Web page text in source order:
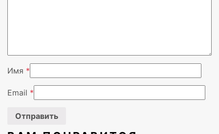
Сертифицировано Energy Star Да
Ширина 557,5 мм
Глубина 52,5 мм
Имя *
Email *